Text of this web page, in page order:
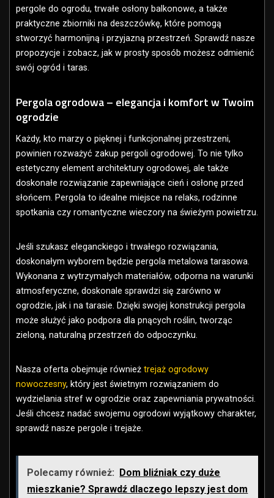
pergole do ogrodu, trwałe osłony balkonowe, a także
praktyczne zbiorniki na deszczówkę, które pomogą
stworzyć harmonijną i przyjazną przestrzeń. Sprawdź nasze
propozycje i zobacz, jak w prosty sposób możesz odmienić
swój ogród i taras.
Pergola ogrodowa – elegancja i komfort w Twoim
ogrodzie
Każdy, kto marzy o pięknej i funkcjonalnej przestrzeni,
powinien rozważyć zakup pergoli ogrodowej. To nie tylko
estetyczny element architektury ogrodowej, ale także
doskonałe rozwiązanie zapewniające cień i osłonę przed
słońcem. Pergola to idealne miejsce na relaks, rodzinne
spotkania czy romantyczne wieczory na świeżym powietrzu.
Jeśli szukasz eleganckiego i trwałego rozwiązania,
doskonałym wyborem będzie pergola metalowa tarasowa.
Wykonana z wytrzymałych materiałów, odporna na warunki
atmosferyczne, doskonale sprawdzi się zarówno w
ogrodzie, jak i na tarasie. Dzięki swojej konstrukcji pergola
może służyć jako podpora dla pnących roślin, tworząc
zieloną, naturalną przestrzeń do odpoczynku.
Nasza oferta obejmuje również trejaż ogrodowy
nowoczesny, który jest świetnym rozwiązaniem do
wydzielania stref w ogrodzie oraz zapewniania prywatności.
Jeśli chcesz nadać swojemu ogrodowi wyjątkowy charakter,
sprawdź nasze pergole i trejaże.
Polecamy również: Dom bliźniak czy duże
mieszkanie? Sprawdź dlaczego lepszy jest dom